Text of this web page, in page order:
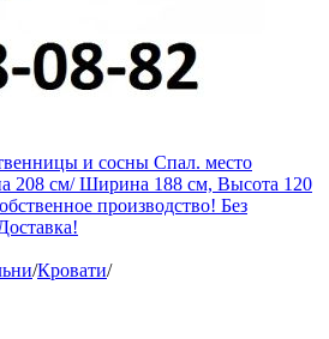
и сосны Спал. место
208 см/ Ширина 188 см, Высота 120
производство! Без
/Кровати/